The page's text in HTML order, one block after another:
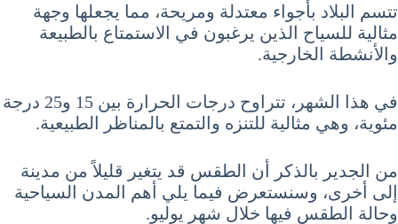
تتسم البلاد بأجواء معتدلة ومريحة، مما يجعلها وجهة
مثالية للسياح الذين يرغبون في الاستمتاع بالطبيعة
والأنشطة الخارجية.
في هذا الشهر، تتراوح درجات الحرارة بين 15 و25 درجة
مئوية، وهي مثالية للتنزه والتمتع بالمناظر الطبيعية.
من الجدير بالذكر أن الطقس قد يتغير قليلاً من مدينة
إلى أخرى، وسنستعرض فيما يلي أهم المدن السياحية
وحالة الطقس فيها خلال شهر يوليو.